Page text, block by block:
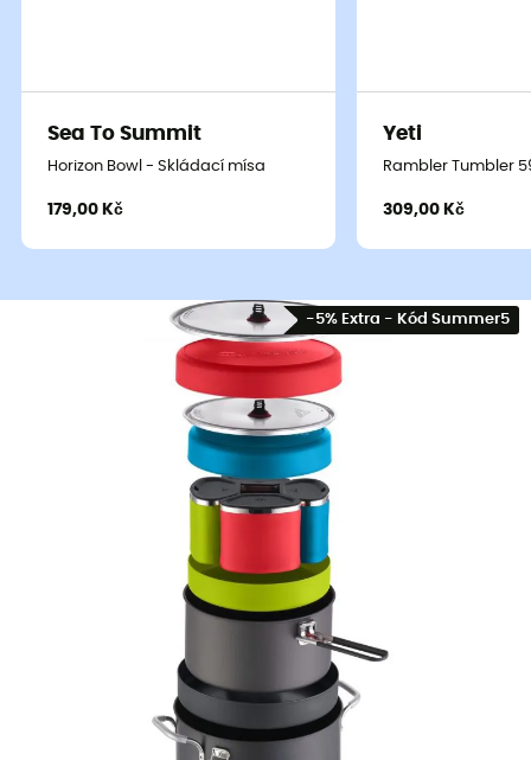
Sea To Summit
Horizon Bowl - Skládací mísa
179,00 Kč
Yeti
Rambler Tumbler
309,00 Kč
-5% Extra - Kód Summer5
Titan Kettle - Kastrol
1709,00 Kč -17%
MSR
Alpine Stowaway 1,1L -